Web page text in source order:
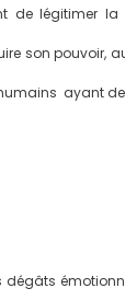
de légitimer
son
ayant